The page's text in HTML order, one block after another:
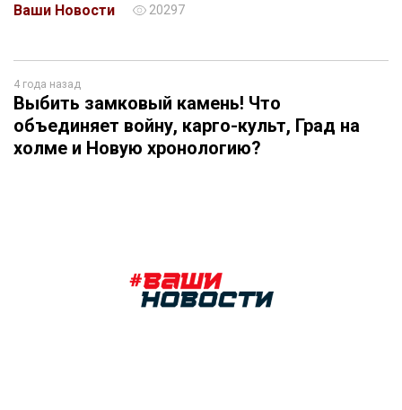
Ваши Новости
20297
4 года назад
Выбить замковый камень! Что
объединяет войну, карго-культ, Град на
холме и Новую хронологию?